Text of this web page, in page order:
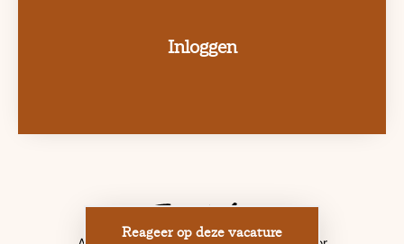
Reageer op deze vacature
Inloggen